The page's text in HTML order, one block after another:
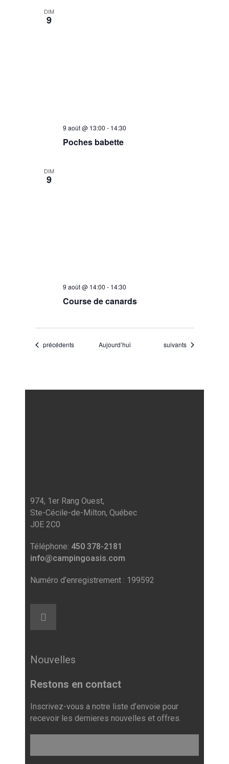
DIM
9
Poches babette
9 août @ 13:00 - 14:30
DIM
9
Course de canards
9 août @ 14:00 - 14:30
Évènements
précédents Aujourd’hui Évènements
suivants
974, 1er Rang Ouest,
Ste-Cécile-de-Milton, Québec
J0E 2C0
Téléphone: 450 378-2181
info@campingoasis.com
Numéro d’enregistrement : 199592
Nouvelles
Restons en contact
Inscrivez-vous a notre liste d’envoie pour
recevoir les dernieres nouvelles et offres.